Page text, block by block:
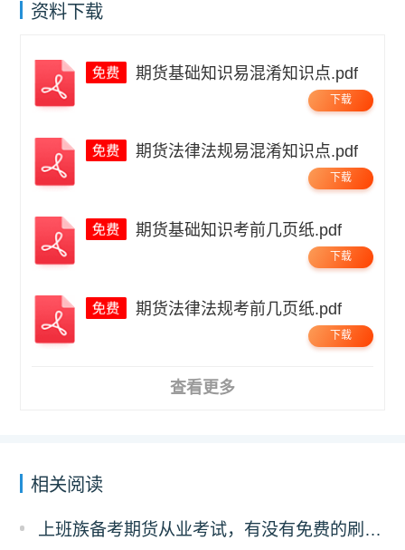
资料下载
期货基础知识易混淆知识点.pdf
下载
期货法律法规易混淆知识点.pdf
下载
期货基础知识考前几页纸.pdf
下载
期货法律法规考前几页纸.pdf
下载
查看更多
相关阅读
上班族备考期货从业考试，有没有免费的刷题 APP 可以推荐？